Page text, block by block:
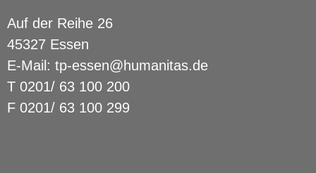
Auf der Reihe 26
45327 Essen
E-Mail: tp-essen@humanitas.de
T 0201/ 63 100 200
F 0201/ 63 100 299